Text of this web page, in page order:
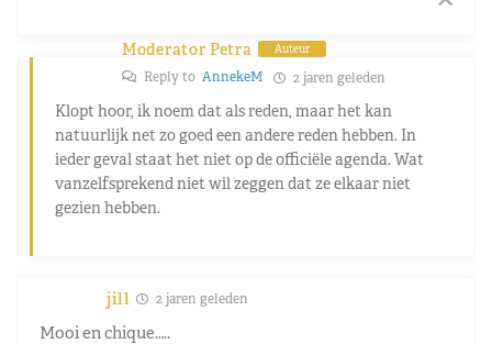
Moderator Petra Auteur
Reply to AnnekeM 2 jaren geleden
Klopt hoor, ik noem dat als reden, maar het kan
natuurlijk net zo goed een andere reden hebben. In
ieder geval staat het niet op de officiële agenda. Wat
vanzelfsprekend niet wil zeggen dat ze elkaar niet
gezien hebben.
jill 2 jaren geleden
Mooi en chique…..